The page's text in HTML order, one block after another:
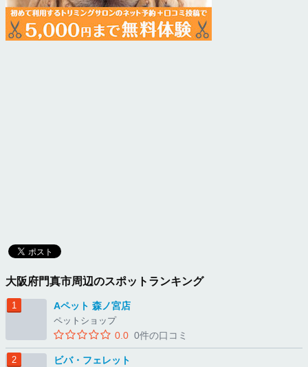
大阪府門真市周辺のスポットランキング
Aペット 森ノ宮店
ペットショップ
0.0 0件の口コミ
ビバ・フェレット